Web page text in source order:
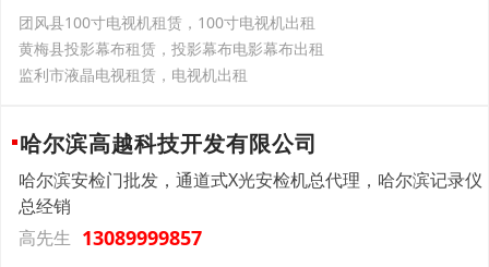
团风县100寸电视机租赁，100寸电视机出租
黄梅县投影幕布租赁，投影幕布电影幕布出租
监利市液晶电视租赁，电视机出租
哈尔滨高越科技开发有限公司
哈尔滨安检门批发，通道式X光安检机总代理，哈尔滨记录仪
总经销
高先生 13089999857